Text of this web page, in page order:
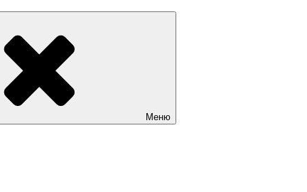
Sait.kg. Доступные цены на качественные сайты в Бишкеке
Меню